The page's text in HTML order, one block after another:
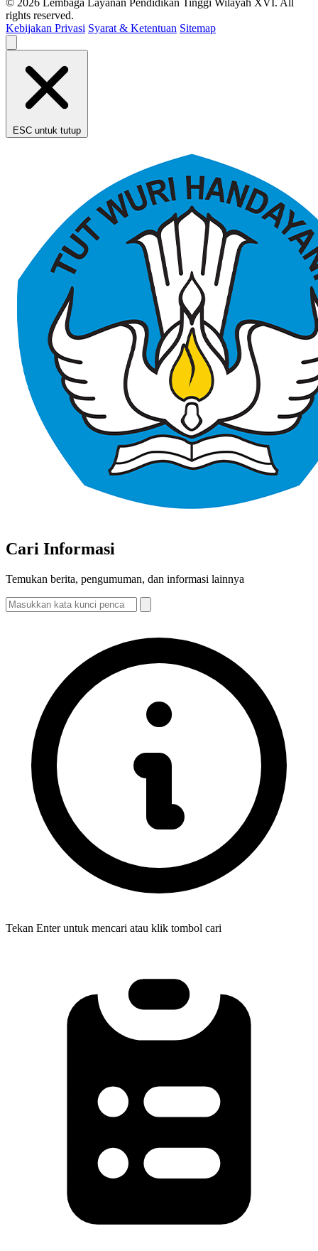
© 2026 Lembaga Layanan Pendidikan Tinggi Wilayah XVI. All
rights reserved.
Kebijakan Privasi Syarat & Ketentuan Sitemap
ESC untuk tutup
Cari Informasi
Temukan berita, pengumuman, dan informasi lainnya
Tekan Enter untuk mencari atau klik tombol cari